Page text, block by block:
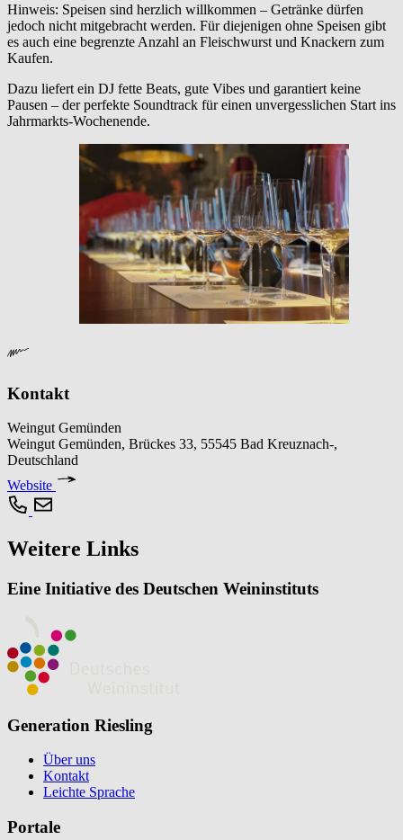
Hinweis: Speisen sind herzlich willkommen – Getränke dürfen
jedoch nicht mitgebracht werden. Für diejenigen ohne Speisen gibt
es auch eine begrenzte Anzahl an Fleischwurst und Knackern zum
Kaufen.
Dazu liefert ein DJ fette Beats, gute Vibes und garantiert keine
Pausen – der perfekte Soundtrack für einen unvergesslichen Start ins
Jahrmarkts-Wochenende.
Kontakt
Weingut Gemünden
Weingut Gemünden, Brückes 33, 55545 Bad Kreuznach-,
Deutschland
Website
Weitere Links
Eine Initiative des Deutschen Weininstituts
Generation Riesling
Über uns
Kontakt
Leichte Sprache
Portale